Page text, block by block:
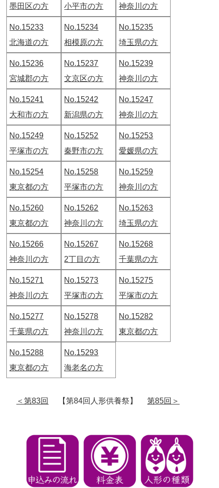
墨田区の方
小平市の方
神奈川の方
No.15233
北海道の方
No.15234
相模原の方
No.15235
埼玉県の方
No.15236
宮城郡の方
No.15237
文京区の方
No.15239
神奈川の方
No.15241
大和市の方
No.15242
新潟県の方
No.15247
神奈川の方
No.15249
平塚市の方
No.15252
秦野市の方
No.15253
愛媛県の方
No.15254
東京都の方
No.15258
平塚市の方
No.15259
神奈川の方
No.15260
東京都の方
No.15262
神奈川の方
No.15263
埼玉県の方
No.15266
神奈川の方
No.15267
2丁目の方
No.15268
千葉県の方
No.15271
神奈川の方
No.15273
平塚市の方
No.15275
平塚市の方
No.15277
千葉県の方
No.15278
神奈川の方
No.15282
東京都の方
No.15288
東京都の方
No.15293
海老名の方
＜第83回 【第84回人形供養祭】第85回＞